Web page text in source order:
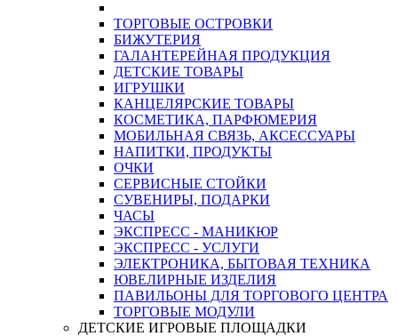
ТОРГОВЫЕ ОСТРОВКИ
БИЖУТЕРИЯ
ГАЛАНТЕРЕЙНАЯ ПРОДУКЦИЯ
ДЕТСКИЕ ТОВАРЫ
ИГРУШКИ
КАНЦЕЛЯРСКИЕ ТОВАРЫ
КОСМЕТИКА, ПАРФЮМЕРИЯ
МОБИЛЬНАЯ СВЯЗЬ, АКСЕССУАРЫ
НАПИТКИ, ПРОДУКТЫ
ОЧКИ
СЕРВИСНЫЕ СТОЙКИ
СУВЕНИРЫ, ПОДАРКИ
ЧАСЫ
ЭКСПРЕСС - МАНИКЮР
ЭКСПРЕСС - УСЛУГИ
ЭЛЕКТРОНИКА, БЫТОВАЯ ТЕХНИКА
ЮВЕЛИРНЫЕ ИЗДЕЛИЯ
ПАВИЛЬОНЫ ДЛЯ ТОРГОВОГО ЦЕНТРА
ТОРГОВЫЕ МОДУЛИ
ДЕТСКИЕ ИГРОВЫЕ ПЛОЩАДКИ